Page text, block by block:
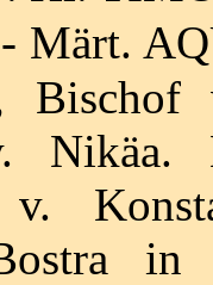
Märt.
v.
in